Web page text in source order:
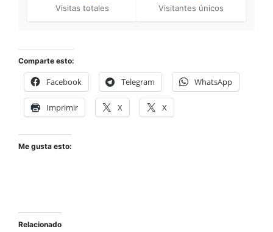
Visitas totales Visitantes únicos
Comparte esto:
Facebook Telegram WhatsApp
Imprimir X X
Me gusta esto:
Relacionado